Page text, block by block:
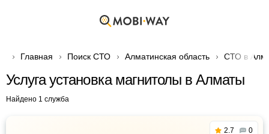
Главная Поиск СТО Алматинская область СТО в
Услуга установка магнитолы в Алматы
Найдено 1 служба
2.7 0